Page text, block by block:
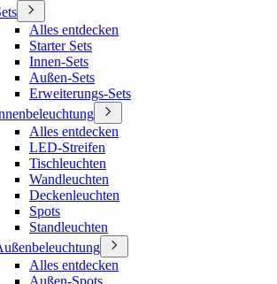
Alles entdecken
Starter Sets
Innen-Sets
Außen-Sets
Erweiterungs-Sets
Alles entdecken
LED-Streifen
Tischleuchten
Wandleuchten
Deckenleuchten
Spots
Standleuchten
Alles entdecken
Außen-Spots